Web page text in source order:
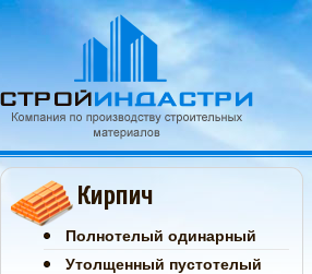
Кирпич
Полнотелый одинарный
Утолщенный пустотелый